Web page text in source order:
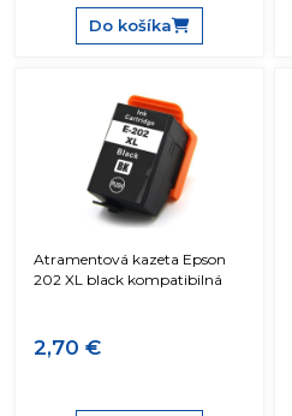
Do košíka
Atramentová kazeta Epson
202 XL black kompatibilná
2,70 €